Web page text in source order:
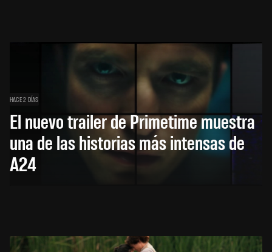
HACE 2 DÍAS
El nuevo trailer de Primetime muestra
una de las historias más intensas de
A24